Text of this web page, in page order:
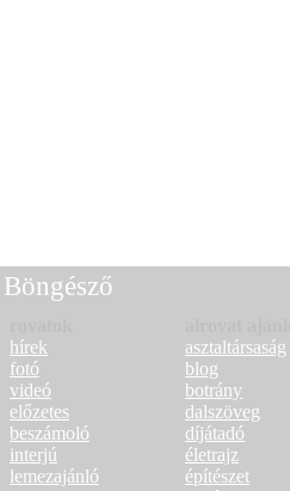
Böngésző
hírek
fotó
videó
előzetes
beszámoló
interjú
lemezajánló
asztaltársaság
blog
botrány
dalszöveg
díjátadó
életrajz
építészet